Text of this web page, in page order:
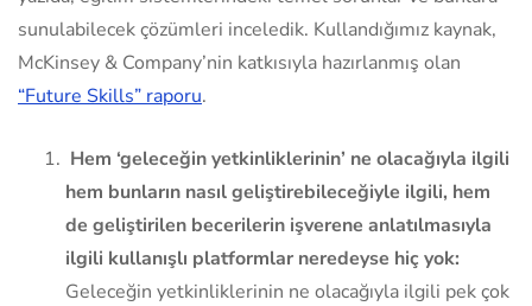
sunulabilecek çözümleri inceledik. Kullandığımız kaynak,
McKinsey & Company’nin katkısıyla hazırlanmış olan
“Future Skills” raporu.
Hem ‘geleceğin yetkinliklerinin’ ne olacağıyla ilgili
hem bunların nasıl geliştirebileceğiyle ilgili, hem
de geliştirilen becerilerin işverene anlatılmasıyla
ilgili kullanışlı platformlar neredeyse hiç yok:
Geleceğin yetkinliklerinin ne olacağıyla ilgili pek çok